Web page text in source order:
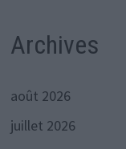
Archives
août 2026
juillet 2026